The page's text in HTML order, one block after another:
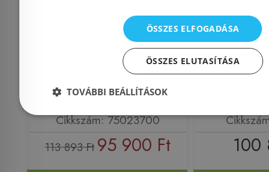
mosdócsaptelep automata
lefolyógarnitúrával, matt
fehér 75023700
Cikkszám: 75023700
113 893 Ft 95 900 Ft
leeresztő
zöld
100
ÖSSZES ELFOGADÁSA
ÖSSZES ELUTASÍTÁSA
TOVÁBBI BEÁLLÍTÁSOK